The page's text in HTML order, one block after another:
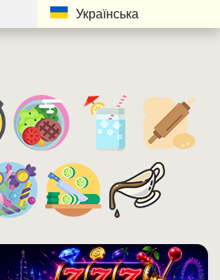
Українська